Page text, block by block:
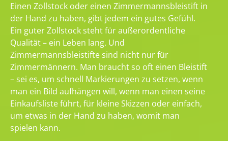
Einen Zollstock oder einen Zimmermannsbleistift in
der Hand zu haben, gibt jedem ein gutes Gefühl.
Ein guter Zollstock steht für außerordentliche
Qualität – ein Leben lang. Und
Zimmermannsbleistifte sind nicht nur für
Zimmermännern. Man braucht so oft einen Bleistift
– sei es, um schnell Markierungen zu setzen, wenn
man ein Bild aufhängen will, wenn man einen seine
Einkaufsliste führt, für kleine Skizzen oder einfach,
um etwas in der Hand zu haben, womit man
spielen kann.